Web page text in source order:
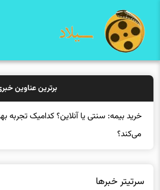
برترین عناوین
خرید بیمه: سنتی یا آنلاین؟ کدامیک تجربه
می‌کند؟
سرتیتر خبرها